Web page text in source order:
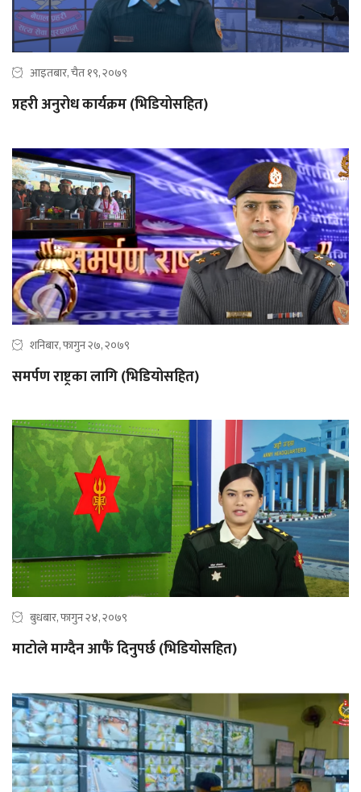
आइतबार, चैत १९, २०७९
प्रहरी अनुरोध कार्यक्रम (भिडियोसहित)
शनिबार, फागुन २७, २०७९
समर्पण राष्ट्रका लागि (भिडियोसहित)
बुधबार, फागुन २४, २०७९
माटोले माग्दैन आफैं दिनुपर्छ (भिडियोसहित)